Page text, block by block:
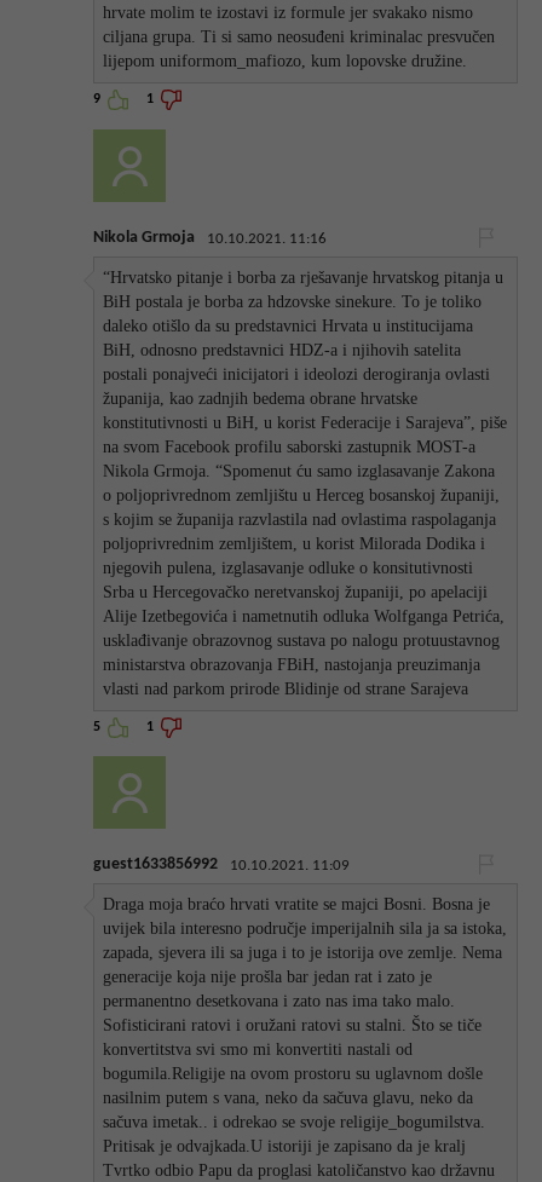
hrvate molim te izostavi iz formule jer svakako nismo
ciljana grupa. Ti si samo neosuđeni kriminalac presvučen
lijepom uniformom_mafiozo, kum lopovske družine.
9 1
Nikola Grmoja 10.10.2021. 11:16
“Hrvatsko pitanje i borba za rješavanje hrvatskog pitanja u
BiH postala je borba za hdzovske sinekure. To je toliko
daleko otišlo da su predstavnici Hrvata u institucijama
BiH, odnosno predstavnici HDZ-a i njihovih satelita
postali ponajveći inicijatori i ideolozi derogiranja ovlasti
županija, kao zadnjih bedema obrane hrvatske
konstitutivnosti u BiH, u korist Federacije i Sarajeva”, piše
na svom Facebook profilu saborski zastupnik MOST-a
Nikola Grmoja. “Spomenut ću samo izglasavanje Zakona
o poljoprivrednom zemljištu u Herceg bosanskoj županiji,
s kojim se županija razvlastila nad ovlastima raspolaganja
poljoprivrednim zemljištem, u korist Milorada Dodika i
njegovih pulena, izglasavanje odluke o konsitutivnosti
Srba u Hercegovačko neretvanskoj županiji, po apelaciji
Alije Izetbegovića i nametnutih odluka Wolfganga Petrića,
usklađivanje obrazovnog sustava po nalogu protuustavnog
ministarstva obrazovanja FBiH, nastojanja preuzimanja
vlasti nad parkom prirode Blidinje od strane Sarajeva
5 1
guest1633856992 10.10.2021. 11:09
Draga moja braćo hrvati vratite se majci Bosni. Bosna je
uvijek bila interesno područje imperijalnih sila ja sa istoka,
zapada, sjevera ili sa juga i to je istorija ove zemlje. Nema
generacije koja nije prošla bar jedan rat i zato je
permanentno desetkovana i zato nas ima tako malo.
Sofisticirani ratovi i oružani ratovi su stalni. Što se tiče
konvertitstva svi smo mi konvertiti nastali od
bogumila.Religije na ovom prostoru su uglavnom došle
nasilnim putem s vana, neko da sačuva glavu, neko da
sačuva imetak.. i odrekao se svoje religije_bogumilstva.
Pritisak je odvajkada.U istoriji je zapisano da je kralj
Tvrtko odbio Papu da proglasi katoličanstvo kao državnu